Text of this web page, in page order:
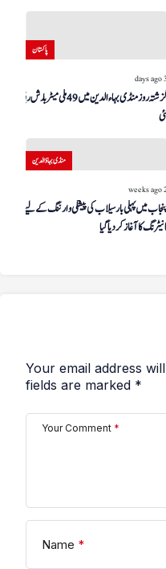
پاکستان
3 days ago
گزشتہ روز منڈی بہاءالدین میں 49 ملی میٹر بارش ریکارڈ کی
منڈی بہاؤالدین
2
میں پہلی بار سیلاب کی پیشگی وارننگ کے لیے ڈرون
کا آغاز کر دیا گیا
Your email address
fields are marked *
Your Comment *
Name *